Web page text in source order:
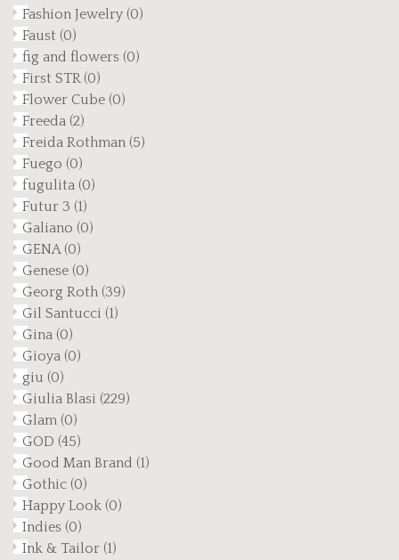
Fashion Jewelry (0)
Faust (0)
fig and flowers (0)
First STR(0)
Flower Cube (0)
Freeda (2)
Freida Rothman (5)
Fuego (0)
fugulita (0)
Futur 3 (1)
Galiano (0)
GENA(0)
Genese (0)
Georg Roth (39)
Gil Santucci (1)
Gina (0)
Gioya (0)
giu (0)
Giulia Blasi (229)
Glam (0)
GOD (45)
Good Man Brand (1)
Gothic (0)
Happy Look (0)
Indies (0)
Ink & Tailor (1)